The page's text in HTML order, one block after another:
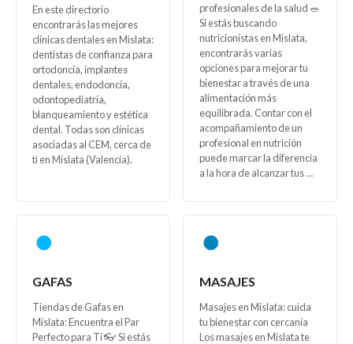
En este directorio
encontrarás las mejores
clínicas dentales en Mislata:
dentistas de confianza para
ortodoncia, implantes
dentales, endodoncia,
odontopediatría,
blanqueamiento y estética
dental. Todas son clínicas
asociadas al CEM, cerca de
ti en Mislata (Valencia).
profesionales de la salud 🥗
Si estás buscando
nutricionistas en Mislata,
encontrarás varias
opciones para mejorar tu
bienestar a través de una
alimentación más
equilibrada. Contar con el
acompañamiento de un
profesional en nutrición
puede marcar la diferencia
a la hora de alcanzar tus …
GAFAS
Tiendas de Gafas en
Mislata: Encuentra el Par
Perfecto para Ti 👓 Si estás
MASAJES
Masajes en Mislata: cuida
tu bienestar con cercanía
Los masajes en Mislata te